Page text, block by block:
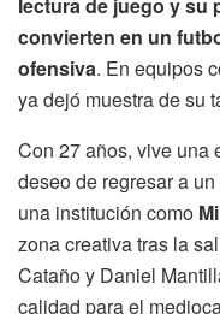
convierten en un
ofensiva. En equipos
ya dejó muestra de su
Con 27 años, vive una
deseo de regresar a
una institución como
zona creativa tras la
Cataño y Daniel
calidad para el